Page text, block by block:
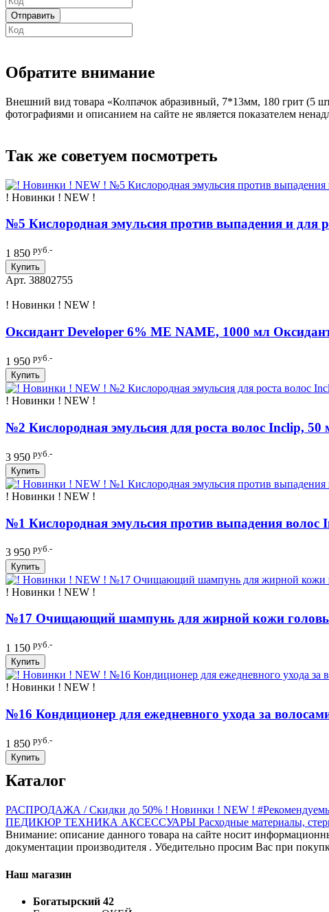
Обратите внимание
Внешний вид товара «Колпачок абразивный, 7*13мм, 180 грит (5
фотографиями и описанием на сайте не является показателем
Так же советуем посмотреть
! Новинки ! NEW !
№5 Кислородная эмульсия против выпадения и для
1 850 руб.-
Купить
Арт. 38802755
! Новинки ! NEW !
Оксидант Developer 6% ME NAME, 1000 мл
1 950 руб.-
Купить
! Новинки ! NEW !
№2 Кислородная эмульсия для роста волос Inclip, 50
3 950 руб.-
Купить
! Новинки ! NEW !
№1 Кислородная эмульсия против выпадения волос
3 950 руб.-
Купить
! Новинки ! NEW !
№17 Очищающий шампунь для жирной кожи
1 150 руб.-
Купить
! Новинки ! NEW !
№16 Кондиционер для ежедневного ухода за
1 850 руб.-
Купить
Каталог
РАСПРОДАЖА / Скидки до 50% ! Новинки ! NEW !
ПЕДИКЮР ТЕХНИКА АКСЕССУАРЫ Расходные материалы,
Внимание: описание данного товара на сайте носит
документации производителя . Убедительно просим Вас при
Наш магазин
Богатырский 42